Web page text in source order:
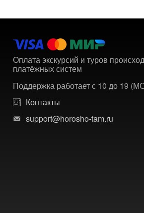
Оплата экскурсий и туров
платёжных систем
Поддержка работает с 10 до 19
Контакты
support@horosho-tam.ru